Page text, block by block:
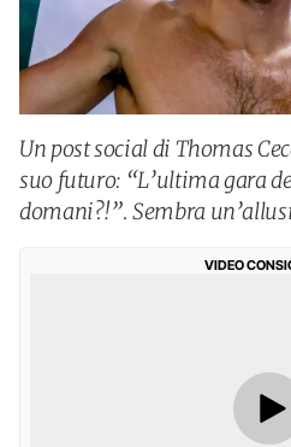
Un post social di Thomas
suo futuro: “L’ultima gara
domani?!”. Sembra
VIDEO